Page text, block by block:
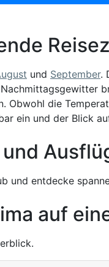
und September.
Obwohl die
ein und der Blick
und entdecke
auf